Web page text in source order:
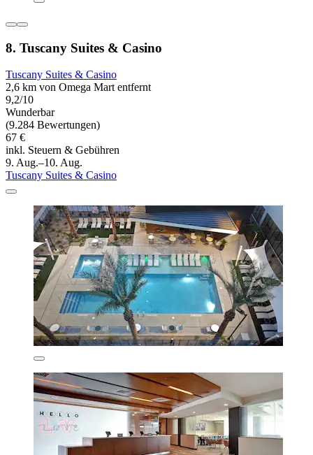
8. Tuscany Suites & Casino
Tuscany Suites & Casino
2,6 km von Omega Mart entfernt
9,2/10
Wunderbar
(9.284 Bewertungen)
67 €
inkl. Steuern & Gebühren
9. Aug.–10. Aug.
Tuscany Suites & Casino